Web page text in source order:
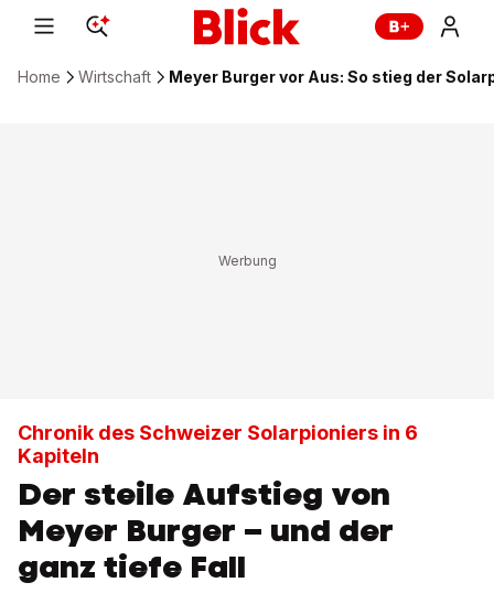
Home Wirtschaft Meyer Burger vor Aus: So stieg der
Chronik des Schweizer Solarpioniers in 6
Kapiteln
Der steile Aufstieg von
Meyer Burger – und der
ganz tiefe Fall